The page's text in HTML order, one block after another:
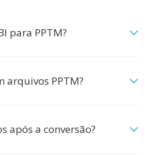
para PPTM?
arquivos PPTM?
após a conversão?